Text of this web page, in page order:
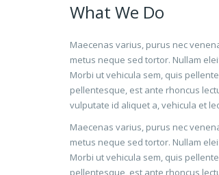
What We Do
Maecenas varius, purus nec
metus neque sed tortor. Nullam
Morbi ut vehicula sem, quis
pellentesque, est ante rhoncus
vulputate id aliquet a, vehicula et
Maecenas varius, purus nec
metus neque sed tortor. Nullam
Morbi ut vehicula sem, quis
pellentesque, est ante rhoncus